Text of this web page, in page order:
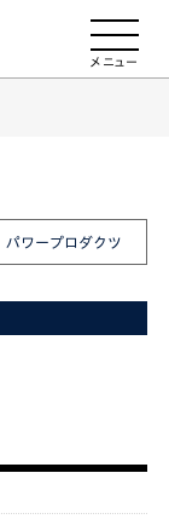
パワープロダクツ